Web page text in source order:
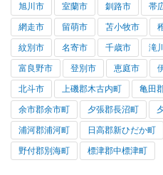
旭川市 室蘭市 釧路市 帯
網走市 留萌市 苫小牧市
紋別市 名寄市 千歳市 滝
富良野市 登別市 恵庭市
北斗市 上磯郡木古内町 亀田
余市郡余市町 夕張郡長沼町
浦河郡浦河町 日高郡新ひだか町
野付郡別海町 標津郡中標津町